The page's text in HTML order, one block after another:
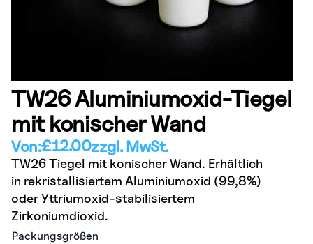
TW26 Aluminiumoxid-Tiegel
mit konischer Wand
Von:£12.00zzgl. MwSt.
TW26 Tiegel mit konischer Wand. Erhältlich
in rekristallisiertem Aluminiumoxid (99,8%)
oder Yttriumoxid-stabilisiertem
Zirkoniumdioxid.
Packungsgrößen